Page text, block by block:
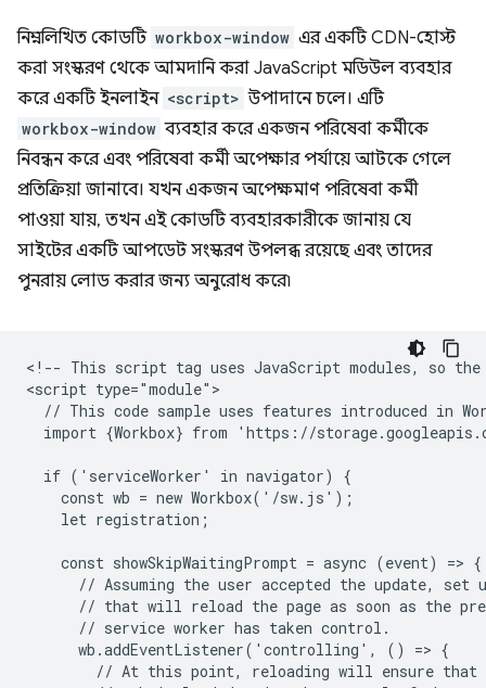
নিম্নলিখিত কোডটি workbox-window এর একটি CDN-হোস্ট
করা সংস্করণ থেকে আমদানি করা JavaScript মডিউল ব্যবহার
করে একটি ইনলাইন <script> উপাদানে চলে। এটি
workbox-window ব্যবহার করে একজন পরিষেবা কর্মীকে
নিবন্ধন করে এবং পরিষেবা কর্মী অপেক্ষার পর্যায়ে আটকে গেলে
প্রতিক্রিয়া জানাবে। যখন একজন অপেক্ষমাণ পরিষেবা কর্মী
পাওয়া যায়, তখন এই কোডটি ব্যবহারকারীকে জানায় যে
সাইটের একটি আপডেট সংস্করণ উপলব্ধ রয়েছে এবং তাদের
পুনরায় লোড করার জন্য অনুরোধ করে৷
<!-- This script tag uses JavaScript modules, so
<script type="module">
// This code sample uses features introduced in
import {Workbox} from 'https://
  if ('serviceWorker' in navigator) {
    const wb = new Workbox('/sw.js');
    let registration;
    const showSkipWaitingPrompt = async (event) => {
// Assuming the user accepted the update, set
// that will reload the page as soon as the
      // service worker has taken control.
      wb.addEventListener('controlling', () => {
// At this point, reloading will ensure that